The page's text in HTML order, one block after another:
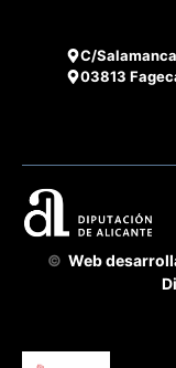
C/
03813
© Web